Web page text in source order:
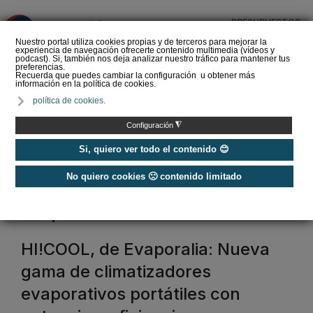
Nuestro portal utiliza cookies propias y de terceros para mejorar la
experiencia de navegación ofrecerte contenido multimedia (vídeos y
podcast). Si, también nos deja analizar nuestro tráfico para mantener tus
preferencias.
Recuerda que puedes cambiar la configuración u obtener más
información en la política de cookies.
política de cookies.
Configuración ◮
Si, quiero ver todo el contenido 😊
No quiero cookies 🙁 contenido limitado
PRESUPUESTOS
del Amperio (Episodio 3)
Etiquetas / evaporalia
HI!COOL, de Evaporalia: Nueva
gama de climatizadores
evaporativos portátiles con